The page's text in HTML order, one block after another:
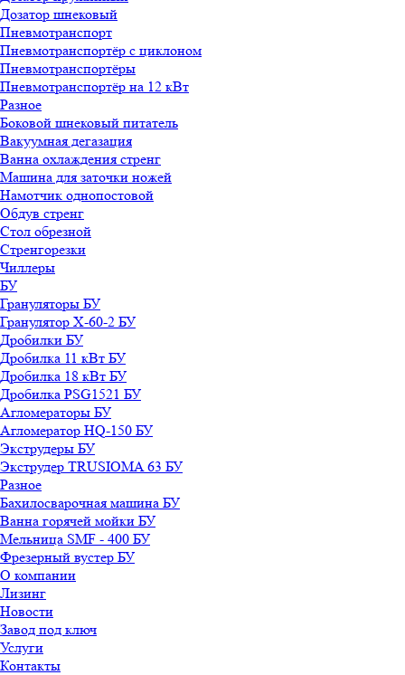
Дозатор шнековый
Пневмотранспорт
Пневмотранспортёр с циклоном
Пневмотранспортёры
Пневмотранспортёр на 12 кВт
Разное
Боковой шнековый питатель
Вакуумная дегазация
Ванна охлаждения стренг
Машина для заточки ножей
Намотчик однопостовой
Обдув стренг
Стол обрезной
Стренгорезки
Чиллеры
БУ
Грануляторы БУ
Гранулятор X-60-2 БУ
Дробилки БУ
Дробилка 11 кВт БУ
Дробилка 18 кВт БУ
Дробилка PSG1521 БУ
Агломераторы БУ
Агломератор HQ-150 БУ
Экструдеры БУ
Экструдер TRUSIOMA 63 БУ
Разное
Бахилосварочная машина БУ
Ванна горячей мойки БУ
Мельница SMF - 400 БУ
Фрезерный вустер БУ
О компании
Лизинг
Новости
Завод под ключ
Услуги
Контакты